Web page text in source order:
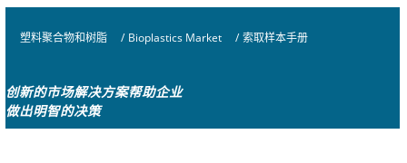
塑料聚合物和树脂 / Bioplastics Market / 索取样本手册
创新的市场解决方案帮助企业
做出明智的决策